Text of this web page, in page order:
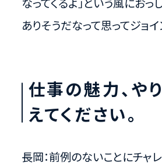
ありそうだなって思ってジョイ
仕事の魅力、や
えてください。
長岡：前例のないことにチャ